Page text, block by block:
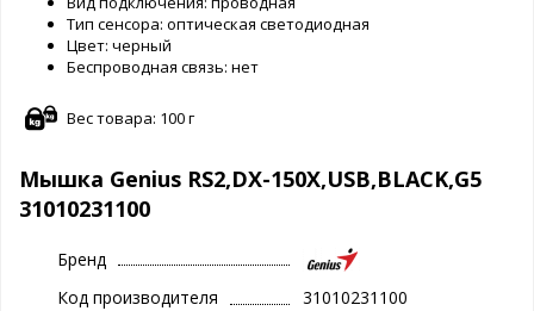
Тип сенсора: оптическая светодиодная
Цвет: черный
Беспроводная связь: нет
Вес товара: 100 г
Мышка Genius RS2,DX-150X,USB,BLACK,G5
31010231100
Бренд
Код производителя
31010231100